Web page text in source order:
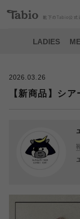
靴下の Tabio 公式
LADIES
2026.03.26
【新商品】シ